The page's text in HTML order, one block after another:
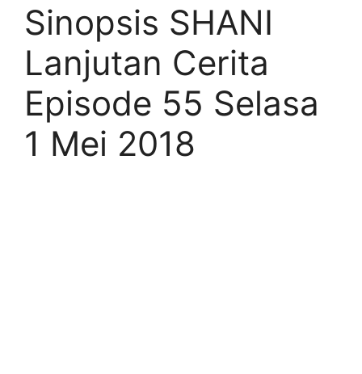
Sinopsis SHANI
Lanjutan Cerita
Episode 55 Selasa
1 Mei 2018